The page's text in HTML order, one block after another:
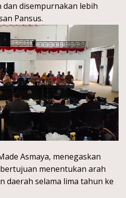
disempurnakan lebih
Pansus.
Asmaya, menegaskan
menentukan arah
daerah selama lima tahun ke